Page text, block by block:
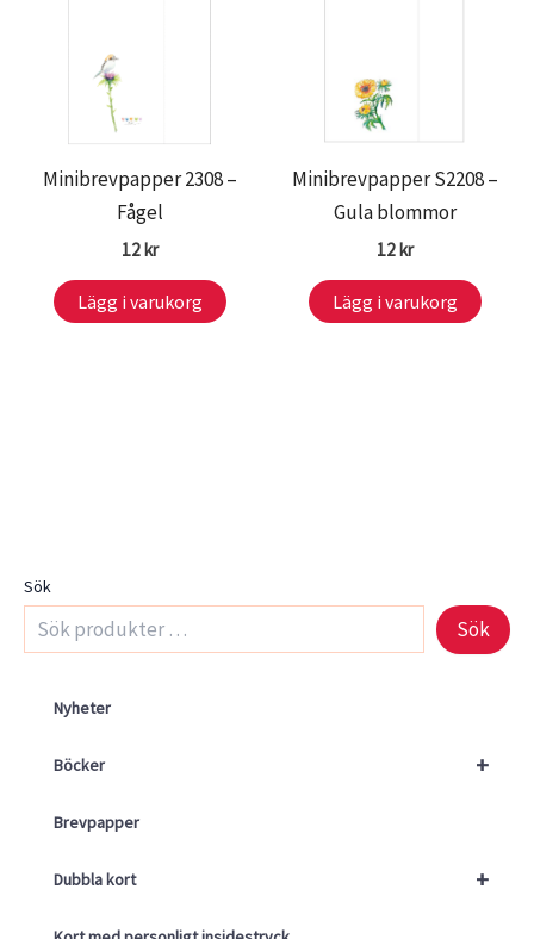
Sök
Sök
Nyheter
+
Böcker
Brevpapper
+
Dubbla kort
Minibrevpapper 2308 –
Fågel
12 kr
Lägg i varukorg
Minibrevpapper S2208 –
Gula blommor
12 kr
Lägg i varukorg